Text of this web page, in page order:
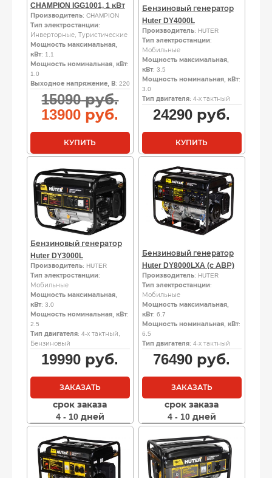
CHAMPION IGG1001, 1 кВт
Производитель: CHAMPION
Тип электростанции:
Инверторные, Туристические
Мощность максимальная,
кВт: 1.1
Мощность номинальная, кВт:
1.0
Выходное напряжение, В: 220
15090руб.Первоначальная
цена
составляла
руб..
13900 руб. Текущая
цена:
руб..
КУПИТЬ
Бензиновый генератор
Huter DY4000L
Производитель: HUTER
Тип электростанции:
Мобильные
Мощность максимальная,
кВт: 3.5
Мощность номинальная, кВт:
3.0
Тип двигателя: 4-х тактный
24290 руб.
КУПИТЬ
Бензиновый генератор
Huter DY3000L
Производитель: HUTER
Тип электростанции:
Мобильные
Мощность максимальная,
кВт: 3.0
Мощность номинальная, кВт:
2.5
Тип двигателя: 4-х тактный,
Бензиновый
19990 руб.
ЗАКАЗАТЬ
срок заказа
4 - 10 дней
Бензиновый генератор
Huter DY8000LXA (с АВР)
Производитель: HUTER
Тип электростанции:
Мобильные
Мощность максимальная,
кВт: 6.7
Мощность номинальная, кВт:
6.5
Тип двигателя: 4-х тактный
76490 руб.
ЗАКАЗАТЬ
срок заказа
4 - 10 дней